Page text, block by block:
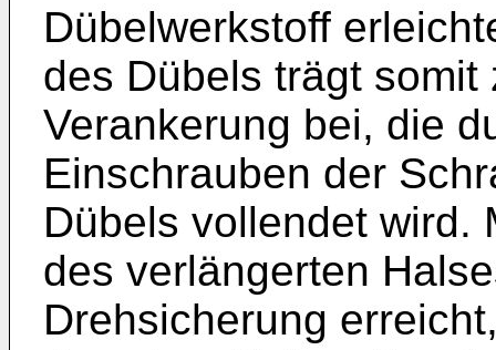
Dübelwerkstoff
des Dübels trägt
Verankerung bei, die
Einschrauben der
Dübels vollendet wird.
des verlängerten
Drehsicherung